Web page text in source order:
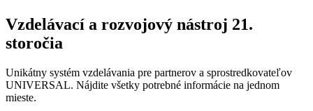
Vzdelávací a rozvojový nástroj 21.
storočia
Unikátny systém vzdelávania pre partnerov a sprostredkovateľov
UNIVERSAL. Nájdite všetky potrebné informácie na jednom
mieste.